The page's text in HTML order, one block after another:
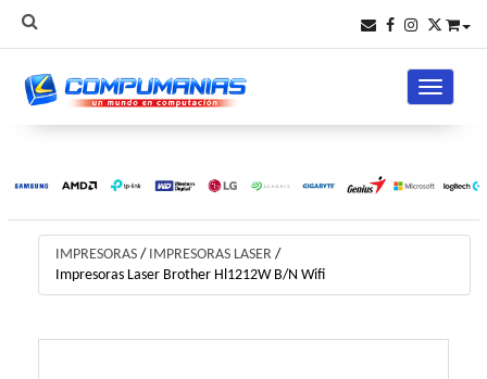
Toggle
IMPRESORAS / IMPRESORAS LASER /
Impresoras Laser Brother Hl1212W B/N Wifi